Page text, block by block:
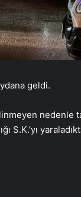
geldi.
nedenle
S.K.’yı